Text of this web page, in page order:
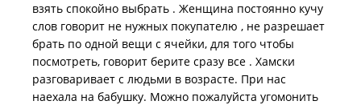
взять спокойно выбрать . Женщина постоянно кучу
слов говорит не нужных покупателю , не разрешает
брать по одной вещи с ячейки, для того чтобы
посмотреть, говорит берите сразу все . Хамски
разговаривает с людьми в возрасте. При нас
наехала на бабушку. Можно пожалуйста угомонить